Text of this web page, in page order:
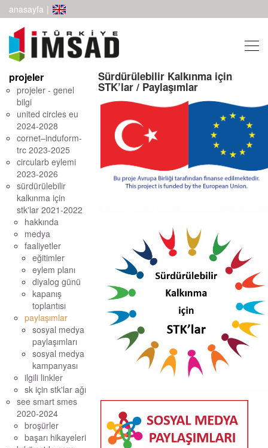
anasayfa |
projeler
projeler - genel
bilgi
united circles eu
2024-2028
cornet–induform-
trc 2023-2025
circularb eylemi
2023-2026
sürdürülebilir
kalkınma için
stk'lar 2021-2022
hakkında
medya
faaliyetler
eğitimler
eylem planı
diyalog günü
kapanış
toplantısı
paylaşımlar
sosyal medya
paylaşımları
sosyal medya
kampanyası
ilgili linkler
sk için stk'lar ağı
see smart smes
2020-2024
broşürler
başarı hikayeleri
Sürdürülebilir Kalkınma için
STK’lar / Paylaşımlar